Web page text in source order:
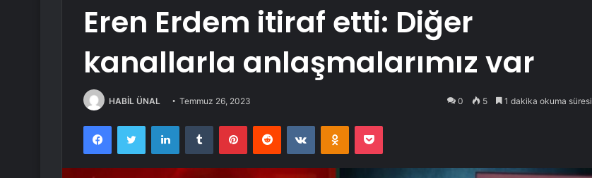
Eren Erdem itiraf etti: Diğer
kanallarla anlaşmalarımız var
HABİL ÜNAL Temmuz 26, 2023 0 5 1 dakika okuma süresi
FacebookTwitter LinkedInTumblr PinterestReddit VKontakteOdnoklassniki
Pocket